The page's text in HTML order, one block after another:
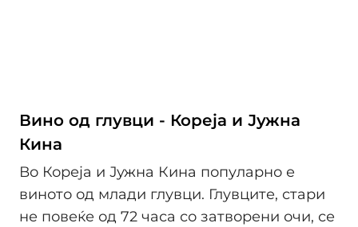
Вино од глувци - Кореја и Јужна
Кина
Во Кореја и Јужна Кина популарно е
виното од млади глувци. Глувците, стари
не повеќе од 72 часа со затворени очи, се